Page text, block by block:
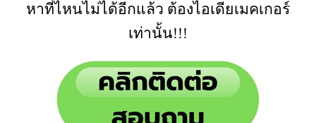
หาที่ไหนไม่ได้อีกแล้ว ต้องไอเดียเมคเกอร์
เท่านั้น!!!